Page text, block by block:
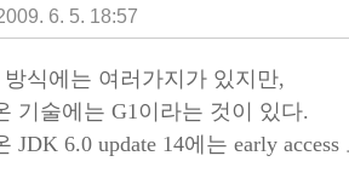
6. 5. 18:57
방식에는 여러가지가 있지만,
기술에는 G1이라는 것이 있다.
JDK 6.0 update 14에는 early